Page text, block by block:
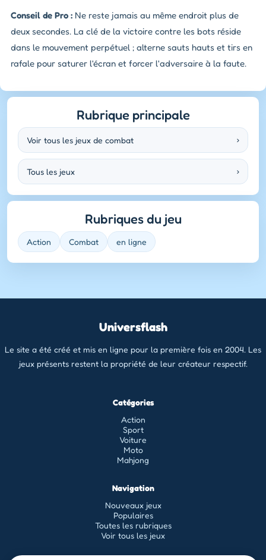
Conseil de Pro : Ne reste jamais au même endroit plus de
deux secondes. La clé de la victoire contre les bots réside
dans le mouvement perpétuel ; alterne sauts hauts et tirs en
rafale pour saturer l'écran et forcer l'adversaire à la faute.
Rubrique principale
Voir tous les jeux de combat ›
Tous les jeux ›
Rubriques du jeu
Action Combat en ligne
Universflash
Le site a été créé et mis en ligne pour la première fois en 2004. Les
jeux présents restent la propriété de leur créateur respectif.
Catégories
Action
Sport
Voiture
Moto
Mahjong
Navigation
Nouveaux jeux
Populaires
Toutes les rubriques
Voir tous les jeux